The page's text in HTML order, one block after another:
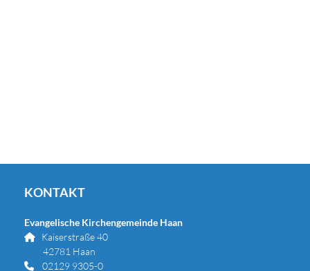
KONTAKT
Evangelische Kirchengemeinde Haan

Kaiserstraße 40
42781 Haan
 02129 9305-0